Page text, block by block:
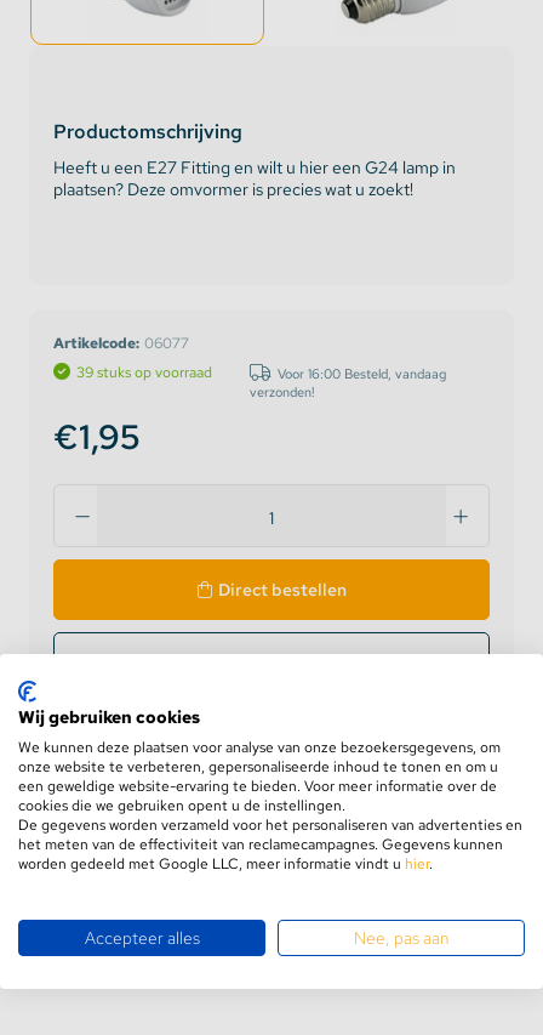
Productomschrijving
Heeft u een E27 Fitting en wilt u hier een G24 lamp in
plaatsen? Deze omvormer is precies wat u zoekt!
Artikelcode: 06077
39 stuks op voorraad
Voor 16:00 Besteld, vandaag
verzonden!
€1,95
Direct bestellen
Levering op werkdagenbinnen 24 uur
GRATIS verzendingvanaf €75,-
Retourneren binnen100 dagen
Wij gebruiken cookies
We kunnen deze plaatsen voor analyse van onze bezoekersgegevens, om
onze website te verbeteren, gepersonaliseerde inhoud te tonen en om u
een geweldige website-ervaring te bieden. Voor meer informatie over de
cookies die we gebruiken opent u de instellingen.
De gegevens worden verzameld voor het personaliseren van advertenties en
het meten van de effectiviteit van reclamecampagnes. Gegevens kunnen
worden gedeeld met Google LLC, meer informatie vindt u hier.
Accepteer alles Nee, pas aan